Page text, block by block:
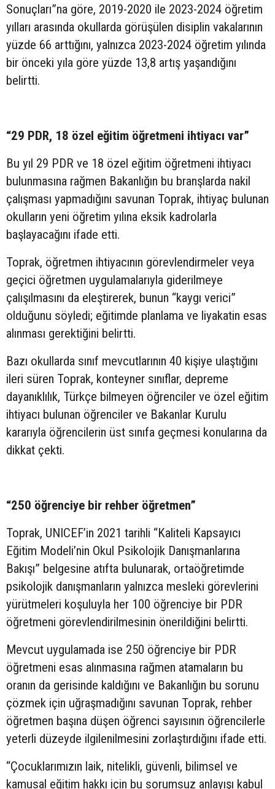
Sonuçları”na göre, 2019-2020 ile 2023-2024 öğretim
yılları arasında okullarda görüşülen disiplin vakalarının
yüzde 66 arttığını, yalnızca 2023-2024 öğretim yılında
bir önceki yıla göre yüzde 13,8 artış yaşandığını
belirtti.
“29 PDR, 18 özel eğitim öğretmeni ihtiyacı var”
Bu yıl 29 PDR ve 18 özel eğitim öğretmeni ihtiyacı
bulunmasına rağmen Bakanlığın bu branşlarda nakil
çalışması yapmadığını savunan Toprak, ihtiyaç bulunan
okulların yeni öğretim yılına eksik kadrolarla
başlayacağını ifade etti.
Toprak, öğretmen ihtiyacının görevlendirmeler veya
geçici öğretmen uygulamalarıyla giderilmeye
çalışılmasını da eleştirerek, bunun “kaygı verici”
olduğunu söyledi; eğitimde planlama ve liyakatin esas
alınması gerektiğini belirtti.
Bazı okullarda sınıf mevcutlarının 40 kişiye ulaştığını
ileri süren Toprak, konteyner sınıflar, depreme
dayanıklılık, Türkçe bilmeyen öğrenciler ve özel eğitim
ihtiyacı bulunan öğrenciler ve Bakanlar Kurulu
kararıyla öğrencilerin üst sınıfa geçmesi konularına da
dikkat çekti.
“250 öğrenciye bir rehber öğretmen”
Toprak, UNICEF’in 2021 tarihli “Kaliteli Kapsayıcı
Eğitim Modeli’nin Okul Psikolojik Danışmanlarına
Bakışı” belgesine atıfta bulunarak, ortaöğretimde
psikolojik danışmanların yalnızca mesleki görevlerini
yürütmeleri koşuluyla her 100 öğrenciye bir PDR
öğretmeni görevlendirilmesinin önerildiğini belirtti.
Mevcut uygulamada ise 250 öğrenciye bir PDR
öğretmeni esas alınmasına rağmen atamaların bu
oranın da gerisinde kaldığını ve Bakanlığın bu sorunu
çözmek için uğraşmadığını savunan Toprak, rehber
öğretmen başına düşen öğrenci sayısının öğrencilerle
yeterli düzeyde ilgilenilmesini zorlaştırdığını ifade etti.
“Çocuklarımızın laik, nitelikli, güvenli, bilimsel ve
kamusal eğitim hakkı için bu sorumsuz anlayışı kabul